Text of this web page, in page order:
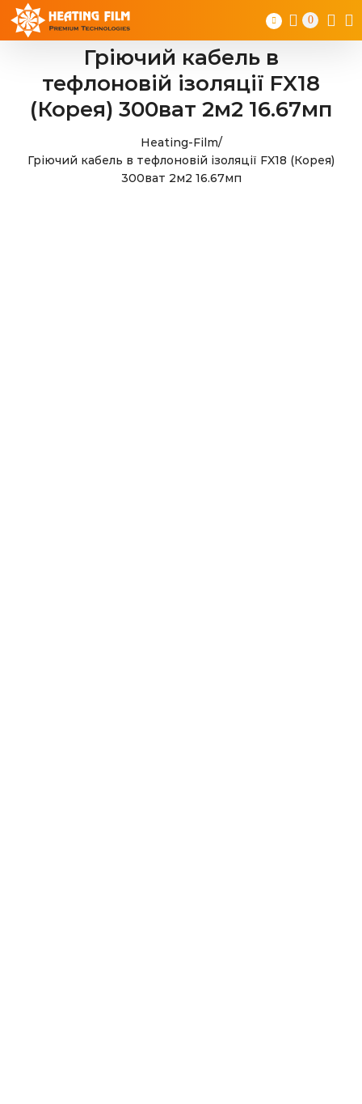
Skip
0
Гріючий кабель в
тефлоновій ізоляції FX18
(Корея) 300ват 2м2 16.67мп
Heating-Film/
Гріючий кабель в тефлоновій ізоляції FX18 (Корея)
300ват 2м2 16.67мп